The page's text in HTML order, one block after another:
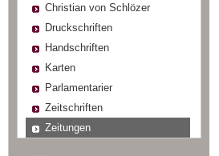
Christian von Schlözer
Druckschriften
Handschriften
Karten
Parlamentarier
Zeitschriften
Zeitungen